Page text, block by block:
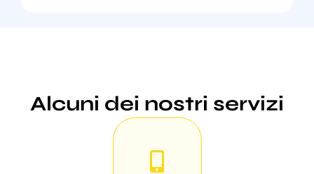
Alcuni dei nostri servizi